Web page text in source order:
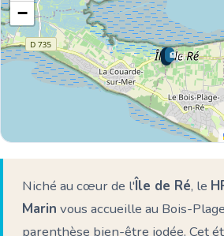
🌊 Ici
🏨
−
Niché au cœur de l'Île de Ré, le
Marin vous accueille au Bois-
parenthèse bien-être iodée. Cet